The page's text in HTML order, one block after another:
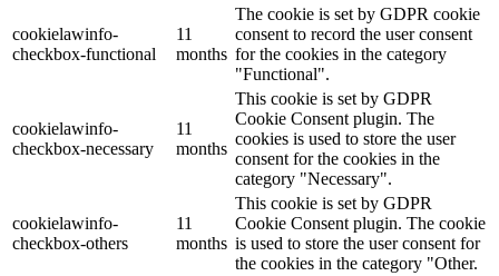
cookielawinfo-
checkbox-functional
11
months
The cookie is set by GDPR cookie
consent to record the user consent
for the cookies in the category
"Functional".
cookielawinfo-
checkbox-necessary
11
months
This cookie is set by GDPR
Cookie Consent plugin. The
cookies is used to store the user
consent for the cookies in the
category "Necessary".
cookielawinfo-
checkbox-others
11
months
This cookie is set by GDPR
Cookie Consent plugin. The cookie
is used to store the user consent for
the cookies in the category "Other.